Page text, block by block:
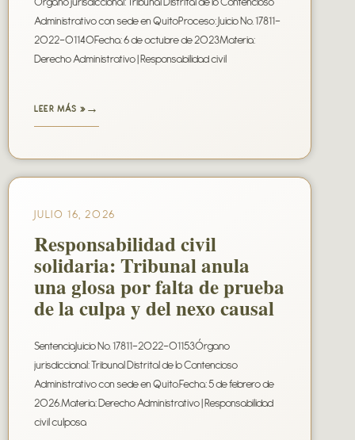
Administrativo con sede en QuitoProceso: Juicio No. 17811-
2022-01140Fecha: 6 de octubre de 2023Materia:
Derecho Administrativo | Responsabilidad civil
LEER MÁS »
Responsabilidad civil
solidaria: Tribunal anula
una glosa por falta de prueba
de la culpa y del nexo causal
JULIO 16, 2026
SentenciaJuicio No. 17811-2022-01153Órgano
jurisdiccional: Tribunal Distrital de lo Contencioso
Administrativo con sede en Quito.Fecha: 5 de febrero de
2026.Materia: Derecho Administrativo | Responsabilidad
civil culposa